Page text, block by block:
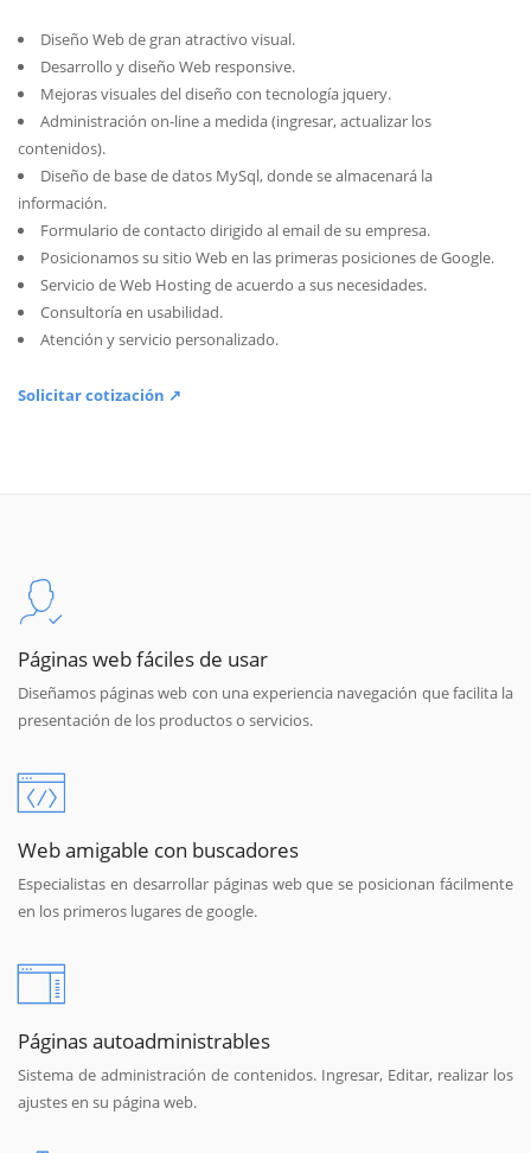
Diseño Web de gran atractivo visual.
Desarrollo y diseño Web responsive.
Mejoras visuales del diseño con tecnología jquery.
Administración on-line a medida (ingresar, actualizar los
contenidos).
Diseño de base de datos MySql, donde se almacenará la
información.
Formulario de contacto dirigido al email de su empresa.
Posicionamos su sitio Web en las primeras posiciones de Google.
Servicio de Web Hosting de acuerdo a sus necesidades.
Consultoría en usabilidad.
Atención y servicio personalizado.
Solicitar cotización ↗
Páginas web fáciles de usar
Diseñamos páginas web con una experiencia navegación que facilita la
presentación de los productos o servicios.
Web amigable con buscadores
Especialistas en desarrollar páginas web que se posicionan fácilmente
en los primeros lugares de google.
Páginas autoadministrables
Sistema de administración de contenidos. Ingresar, Editar, realizar los
ajustes en su página web.